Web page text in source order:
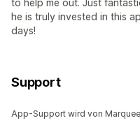
to help me out. Just
he is truly invested in this
days!
Support
App-Support wird von